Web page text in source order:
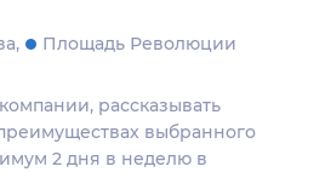
Площадь Революции
рассказывать
выбранного
2 дня в неделю в